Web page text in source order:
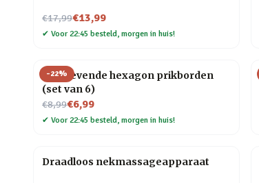
€17,99
Nu voor€13,99
✔ Voor 22:45 besteld, morgen in huis!
-22%
Zelfklevende hexagon prikborden
(set van 6)
€8,99
Nu voor€6,99
✔ Voor 22:45 besteld, morgen in huis!
Draadloos nekmassageapparaat